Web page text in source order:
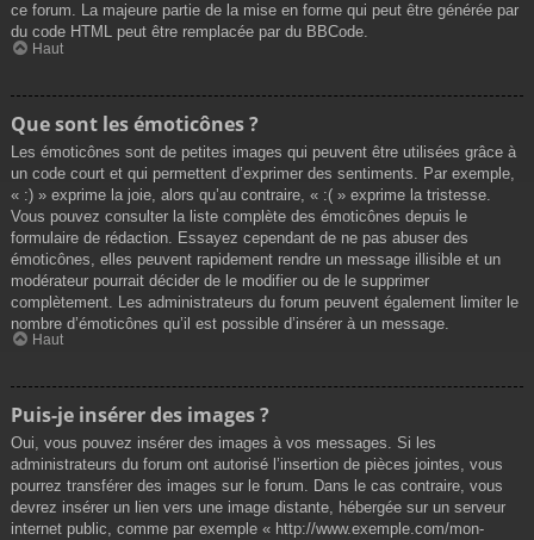
ce forum. La majeure partie de la mise en forme qui peut être générée par
du code HTML peut être remplacée par du BBCode.
Haut
Que sont les émoticônes ?
Les émoticônes sont de petites images qui peuvent être utilisées grâce à
un code court et qui permettent d’exprimer des sentiments. Par exemple,
« :) » exprime la joie, alors qu’au contraire, « :( » exprime la tristesse.
Vous pouvez consulter la liste complète des émoticônes depuis le
formulaire de rédaction. Essayez cependant de ne pas abuser des
émoticônes, elles peuvent rapidement rendre un message illisible et un
modérateur pourrait décider de le modifier ou de le supprimer
complètement. Les administrateurs du forum peuvent également limiter le
nombre d’émoticônes qu’il est possible d’insérer à un message.
Haut
Puis-je insérer des images ?
Oui, vous pouvez insérer des images à vos messages. Si les
administrateurs du forum ont autorisé l’insertion de pièces jointes, vous
pourrez transférer des images sur le forum. Dans le cas contraire, vous
devrez insérer un lien vers une image distante, hébergée sur un serveur
internet public, comme par exemple « http://www.exemple.com/mon-